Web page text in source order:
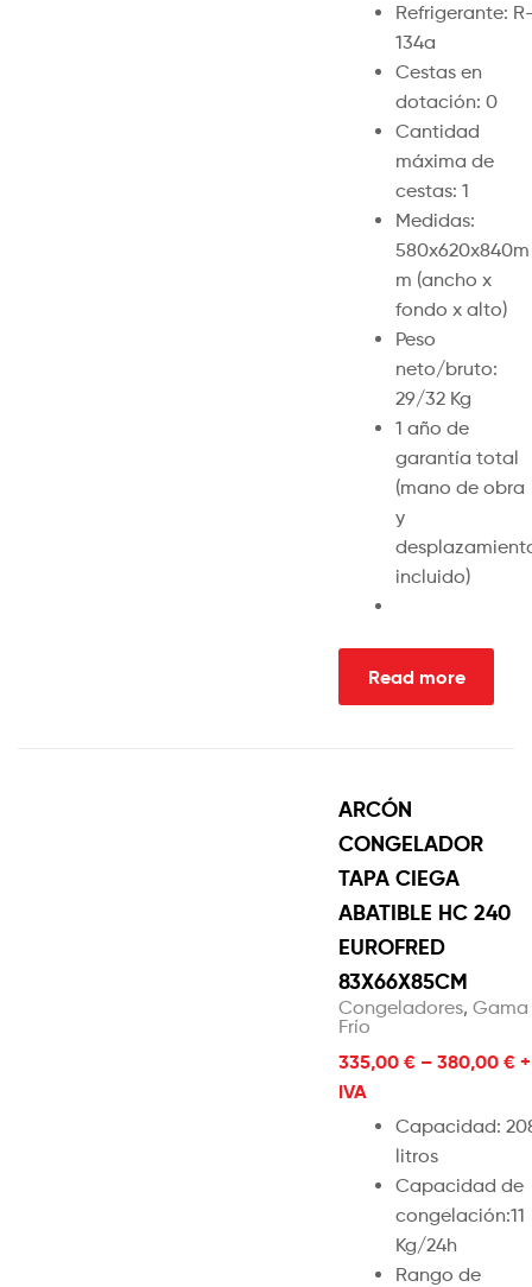
Refrigerante:
134a
Cestas en
dotación: 0
Cantidad
máxima de
cestas: 1
Medidas:
580x620x840m
m (ancho x
fondo x alto)
Peso
neto/bruto:
29/32 Kg
1 año de
garantía total
(mano de obra
y
incluido)
Read more
ARCÓN
CONGELADOR
TAPA CIEGA
ABATIBLE HC 240
EUROFRED
83X66X85CM
Congeladores, Gama
Frío
335,00 € – 380,00 € +
IVA
Capacidad:
litros
Capacidad de
congelación:11
Kg/24h
Rango de